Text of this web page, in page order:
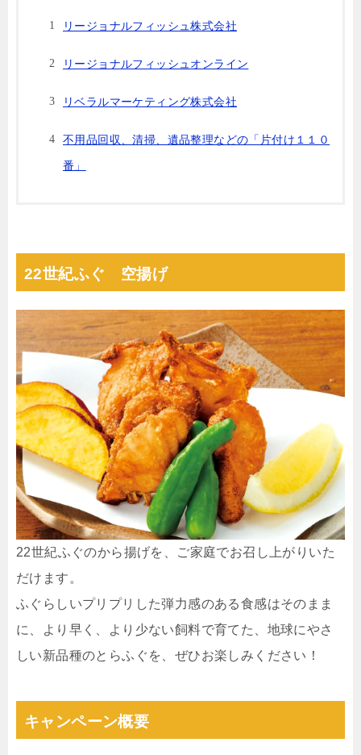
リージョナルフィッシュ株式会社
リージョナルフィッシュオンライン
リベラルマーケティング株式会社
不⽤品回収、清掃、遺品整理などの「⽚付け１１０
番」
22世紀ふぐ 空揚げ
22世紀ふぐのから揚げを、ご家庭でお召し上がりいた
だけます。
ふぐらしいプリプリした弾力感のある食感はそのまま
に、より早く、より少ない飼料で育てた、地球にやさ
しい新品種のとらふぐを、ぜひお楽しみください！
キャンペーン概要